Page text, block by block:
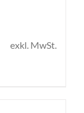
exkl. MwSt.